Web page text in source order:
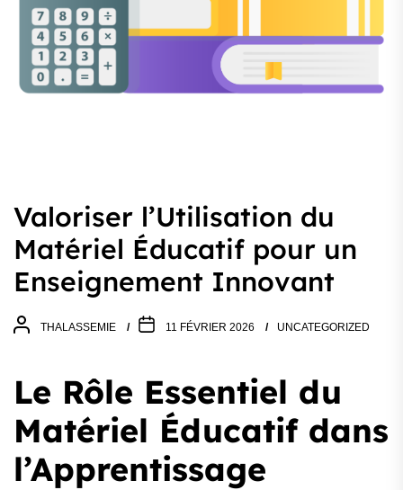
Valoriser l’Utilisation du
Matériel Éducatif pour un
Enseignement Innovant
THALASSEMIE 11 FÉVRIER 2026 UNCATEGORIZED
Le Rôle Essentiel du
Matériel Éducatif dans
l’Apprentissage